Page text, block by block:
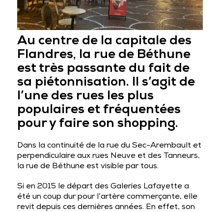
Au centre de la capitale des
Flandres, la rue de Béthune
est très passante du fait de
sa piétonnisation. Il s’agit de
l’une des rues les plus
populaires et fréquentées
pour y faire son shopping.
Dans la continuité de la rue du Sec-Arembault et
perpendiculaire aux rues Neuve et des Tanneurs,
la rue de Béthune est visible par tous.
Si en 2015 le départ des Galeries Lafayette a
été un coup dur pour l’artère commerçante, elle
revit depuis ces dernières années. En effet, son